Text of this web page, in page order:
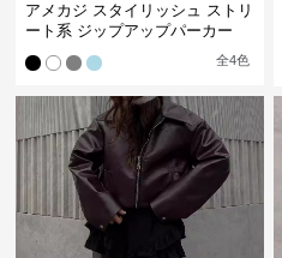
アメカジ スタイリッシュ ストリ
ート系 ジップアップパーカー
全4色